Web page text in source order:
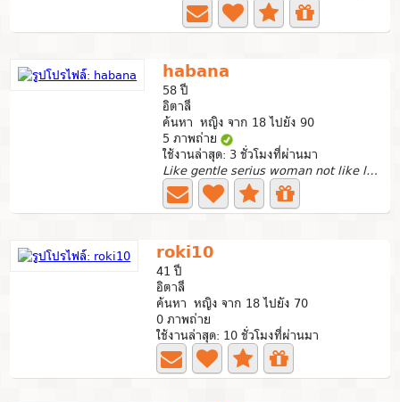
habana
58 ปี
อิตาลี
ค้นหา หญิง จาก 18 ไปยัง 90
5 ภาพถ่าย
ใช้งานล่าสุด: 3 ชั่วโมงที่ผ่านมา
Like gentle serius woman not like lady bar or prostitute
roki10
41 ปี
อิตาลี
ค้นหา หญิง จาก 18 ไปยัง 70
0 ภาพถ่าย
ใช้งานล่าสุด: 10 ชั่วโมงที่ผ่านมา